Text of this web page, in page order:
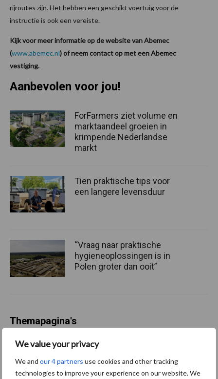
We value your privacy
We and our 4 partners use cookies and other tracking
technologies to improve your experience on our website. We
rijroutes zijn. Het hebben een geschikt voertuig voor de
instructie is ook een vereiste.
Kijk voor meer informatie op de website van Abemec
(www.abemec.nl) of neem contact op met een Abemec
vestiging.
Aanbevolen voor jou!
ForFarmers ziet volume en
marktaandeel groeien in
krimpende Nederlandse
markt
Tien praktische tips voor
een langere levensduur
“Vraag naar praktische
hygieneoplossingen is in
Polen groter dan ooit”
Themapagina's
Diergezondheid Bemesting